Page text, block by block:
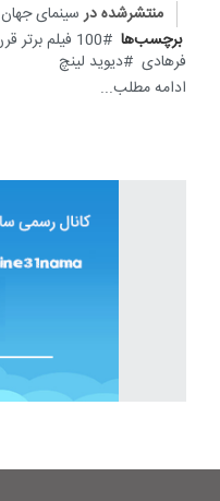
منتشرشده در سینمای جهان
برچسب‌ها
100 فیلم برتر قرن 21
فرهادی
دیوید لینچ
ادامه مطلب...